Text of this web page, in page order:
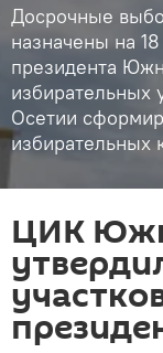
Досрочные
назначены на
президента
избирательных
Осетии
избирательных
ЦИК